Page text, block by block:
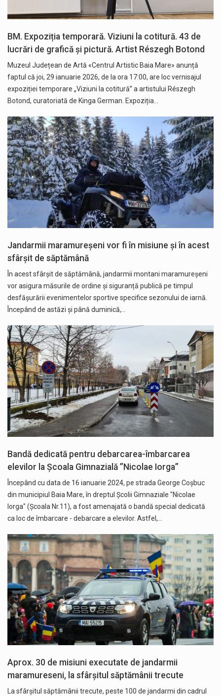
BM. Expoziția temporară. Viziuni la cotitură. 43 de
lucrări de grafică și pictură. Artist Részegh Botond
Muzeul Județean de Artă «Centrul Artistic Baia Mare» anunță
faptul că joi, 29 ianuarie 2026, de la ora 17:00, are loc vernisajul
expoziției temporare „Viziuni la cotitură” a artistului Részegh
Botond, curatoriată de Kinga German. Expoziția…
Jandarmii maramureșeni vor fi în misiune și în acest
sfârșit de săptămână
În acest sfârșit de săptămână, jandarmii montani maramureșeni
vor asigura măsurile de ordine și siguranță publică pe timpul
desfăşurării evenimentelor sportive specifice sezonului de iarnă.
Începând de astăzi și până duminică,…
Bandă dedicată pentru debarcarea-îmbarcarea
elevilor la Școala Gimnazială ”Nicolae Iorga”
Începând cu data de 16 ianuarie 2024, pe strada George Coșbuc
din municipiul Baia Mare, în dreptul Școlii Gimnaziale "Nicolae
Iorga" (Școala Nr.11), a fost amenajată o bandă special dedicată
ca loc de îmbarcare - debarcare a elevilor. Astfel,…
Aprox. 30 de misiuni executate de jandarmii
maramureseni, la sfârșitul săptămânii trecute
La sfârșitul săptămânii trecute, peste 100 de jandarmi din cadrul